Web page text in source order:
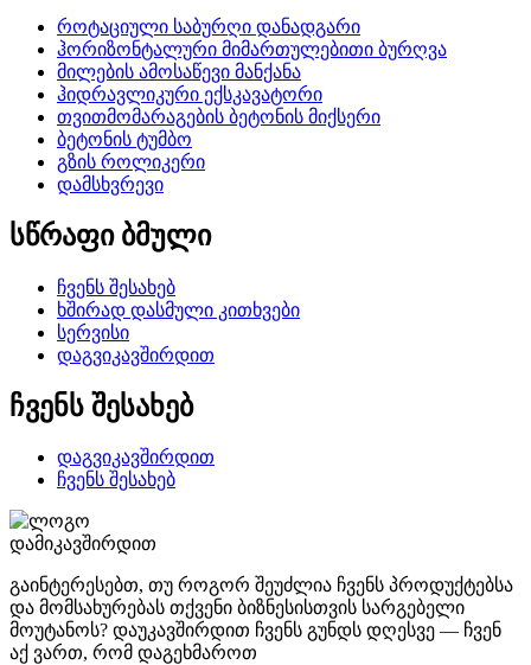
როტაციული საბურღი დანადგარი
ჰორიზონტალური მიმართულებითი ბურღვა
მილების ამოსაწევი მანქანა
ჰიდრავლიკური ექსკავატორი
თვითმომარაგების ბეტონის მიქსერი
ბეტონის ტუმბო
გზის როლიკერი
დამსხვრევი
სწრაფი ბმული
ჩვენს შესახებ
ხშირად დასმული კითხვები
სერვისი
დაგვიკავშირდით
ჩვენს შესახებ
დაგვიკავშირდით
ჩვენს შესახებ
დამიკავშირდით
გაინტერესებთ, თუ როგორ შეუძლია ჩვენს პროდუქტებსა
და მომსახურებას თქვენი ბიზნესისთვის სარგებელი
მოუტანოს? დაუკავშირდით ჩვენს გუნდს დღესვე — ჩვენ
აქ ვართ, რომ დაგეხმაროთ